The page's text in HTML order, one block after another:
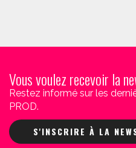
Vous voulez recevoir la
Restez informé sur les
PROD.
S'INSCRIRE À LA